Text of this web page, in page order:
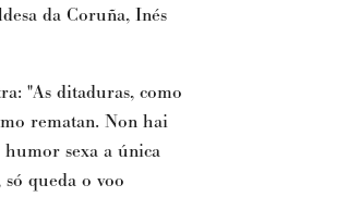
da Coruña, Inés
"As ditaduras, como
rematan. Non hai
sexa a única
queda o voo